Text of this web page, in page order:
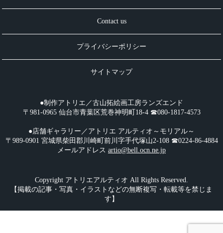
Contact us
プライバシーポリシー
サイトマップ
●制作アトリエ／古山拓絵画工房ランズエンド
〒981-0965 仙台市青葉区荒巻神明町18-4 ☎︎080-1817-4573
●店舗ギャラリー／アトリエ アルティオ～モリアル～
〒989-0901 宮城県柴田郡川崎町前川字手代塚山2-108 ☎︎0224-86-4884
メールアドレス artio@bell.ocn.ne.jp
Copyright アトリエアルティオ All Rights Reserved.
【掲載の記事・写真・イラストなどの無断複写・転載等を禁じま
す】